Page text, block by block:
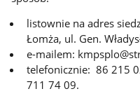
listownie na adres
Łomża, ul. Gen.
e-mailem:
telefonicznie: 86 215
711 74 09.